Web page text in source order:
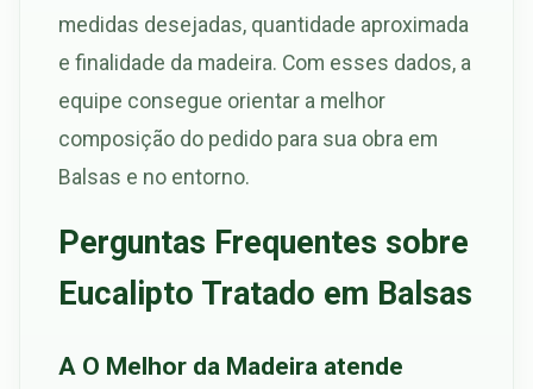
medidas desejadas, quantidade aproximada
e finalidade da madeira. Com esses dados, a
equipe consegue orientar a melhor
composição do pedido para sua obra em
Balsas e no entorno.
Perguntas Frequentes sobre
Eucalipto Tratado em Balsas
A O Melhor da Madeira atende